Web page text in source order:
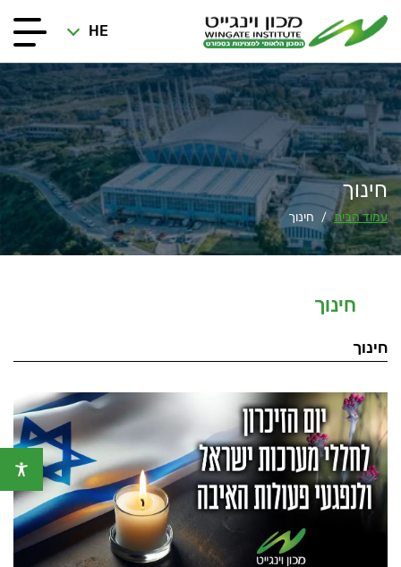
HE
חינוך
עמוד הבית / חינוך
חינוך